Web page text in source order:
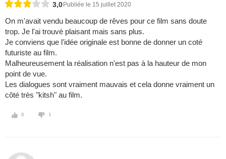
3,0 Publiée le 15 juillet 2020
On m'avait vendu beaucoup de rêves pour ce film sans doute
trop. Je l'ai trouvé plaisant mais sans plus.
Je conviens que l'idée originale est bonne de donner un coté
futuriste au film.
Malheureusement la réalisation n'est pas à la hauteur de mon
point de vue.
Les dialogues sont vraiment mauvais et cela donne vraiment un
côté très "kitsh" au film.
0 1